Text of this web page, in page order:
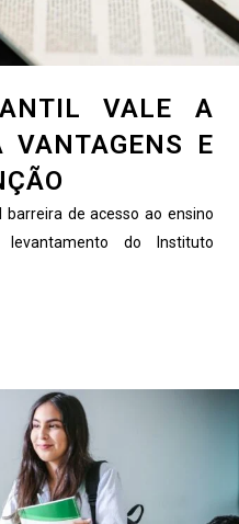
VALE A
VANTAGENS E
de acesso ao ensino
do Instituto